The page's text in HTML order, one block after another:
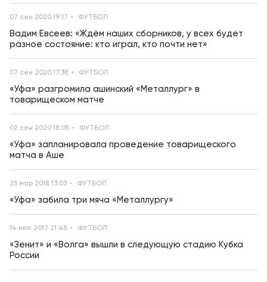
07 сен 2020 19:17 ФУТБОЛ
Вадим Евсеев: «Ждём наших сборников, у всех будет
разное состояние: кто играл, кто почти нет»
07 сен 2020 17:38 ФУТБОЛ
«Уфа» разгромила ашинский «Металлург» в
товарищеском матче
02 сен 2020 18:05 ФУТБОЛ
«Уфа» запланировала проведение товарищеского
матча в Аше
25 мар 2018 13:03 ФУТБОЛ
«Уфа» забила три мяча «Металлургу»
14 июл 2017 21:48 ФУТБОЛ
«Зенит» и «Волга» вышли в следующую стадию Кубка
России